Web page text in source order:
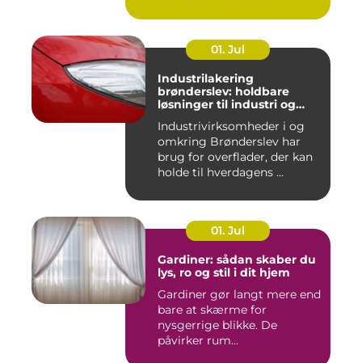
01. Jul
Industrilakering
brønderslev: holdbare
løsninger til industri og
Industrivirksomheder i og
omkring Brønderslev har
brug for overflader, der kan
holde til hverdagens ...
01. Jul
Gardiner: sådan skaber du
lys, ro og stil i dit hjem
Gardiner gør langt mere end
bare at skærme for
nysgerrige blikke. De
påvirker rum...